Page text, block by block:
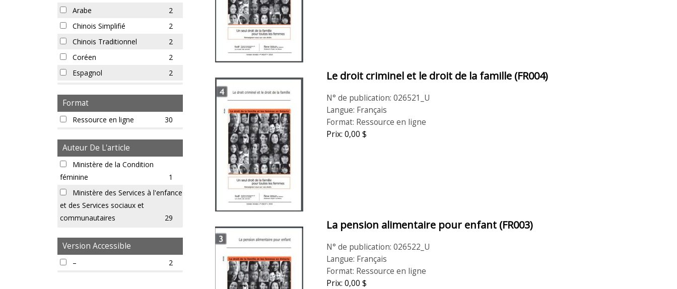
Arabe
2
Chinois Simplifié
2
Chinois Traditionnel
2
Coréen
2
Espagnol
2
Français
Pendjabi - Gurmukhi
2
Somalien
Tamoul
Urdu
2
Format
Format
Ressource en ligne 30
Auteur De L'article
Auteur
de
l'article
Ministère de la Condition
féminine
1
Ministère des Services à l'enfance
et des Services sociaux et
communautaires
29
Version Accessible
Version
accessible
– 2
Le droit criminel et le droit de la famille (FR004)
N° de publication: 026521_U
Langue: Français
Format: Ressource en ligne
Prix: 0,00 $
La pension alimentaire pour enfant (FR003)
N° de publication: 026522_U
Langue: Français
Format: Ressource en ligne
Prix: 0,00 $